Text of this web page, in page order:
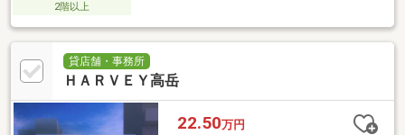
2階以上
貸店舗・事務所
ＨＡＲＶＥＹ高岳
22.50万円